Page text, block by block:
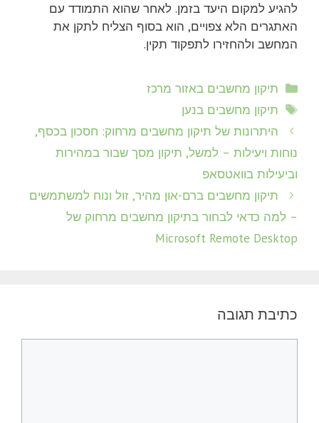
להגיע למקום היעד בזמן. לאחר שהוא התמודד עם
האתגרים הלא צפויים, הוא בסוף הצליח לתקן את
המחשב ולהחזירו לתפקוד תקין.
קטגוריות
תיקון מחשבים באזור מרכז
תגיות
תיקון מחשבים בנען
היתרונות של תיקון מחשבים מרחוק: חסכון בכסף,
נוחות ויעילות – למשל, תיקון מסך שבור במהירות
וביעילות בוואטסאפ
תיקון מחשבים ברם-און מהיר, זול ונוח למשתמשים
– למה כדאי לבחור בתיקון מחשבים מרחוק של
Microsoft Remote Desktop
כתיבת תגובה